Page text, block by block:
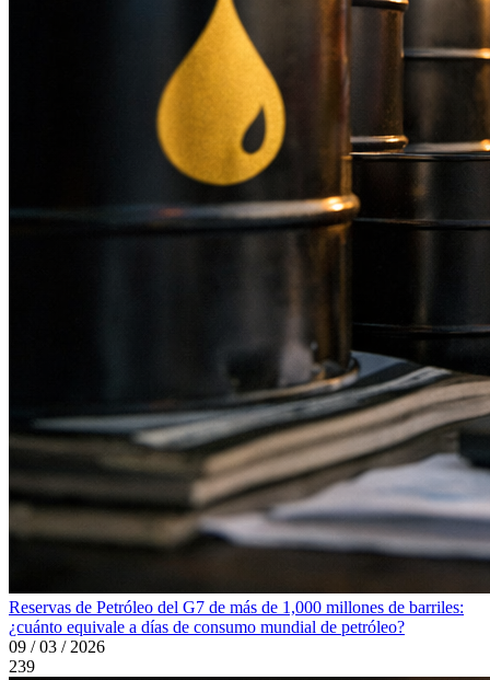
Reservas de Petróleo del G7 de más de 1,000 millones de barriles:
¿cuánto equivale a días de consumo mundial de petróleo?
09 / 03 / 2026
239